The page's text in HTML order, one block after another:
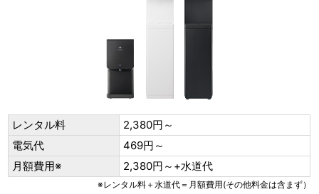
レンタル料
2,380円～
電気代
469円～
月額費用※
2,380円～+水道代
※レンタル料＋水道代＝月額費用(その他料金は含まず）